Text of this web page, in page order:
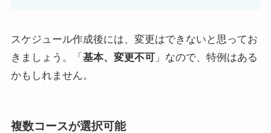
スケジュール作成後には、変更はできないと思ってお
きましょう。「 基本、変更不可」なので、特例はある
かもしれません。
複数コースが選択可能